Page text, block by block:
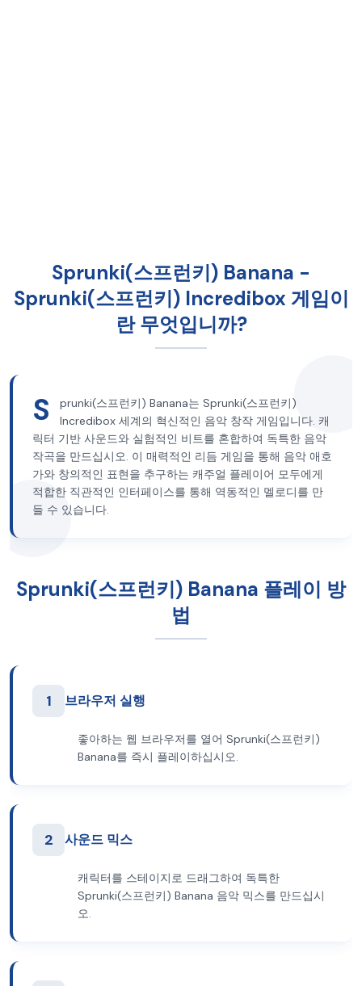
Sprunki(스프런키) Banana -
Sprunki(스프런키) Incredibox 게임이
란 무엇입니까?
S
prunki(스프런키) Banana는 Sprunki(스프런키)
Incredibox 세계의 혁신적인 음악 창작 게임입니다. 캐
릭터 기반 사운드와 실험적인 비트를 혼합하여 독특한 음악
작곡을 만드십시오. 이 매력적인 리듬 게임을 통해 음악 애호
가와 창의적인 표현을 추구하는 캐주얼 플레이어 모두에게
적합한 직관적인 인터페이스를 통해 역동적인 멜로디를 만
들 수 있습니다.
Sprunki(스프런키) Banana 플레이 방
법
1 브라우저 실행
좋아하는 웹 브라우저를 열어 Sprunki(스프런키)
Banana를 즉시 플레이하십시오.
2 사운드 믹스
캐릭터를 스테이지로 드래그하여 독특한
Sprunki(스프런키) Banana 음악 믹스를 만드십시
오.